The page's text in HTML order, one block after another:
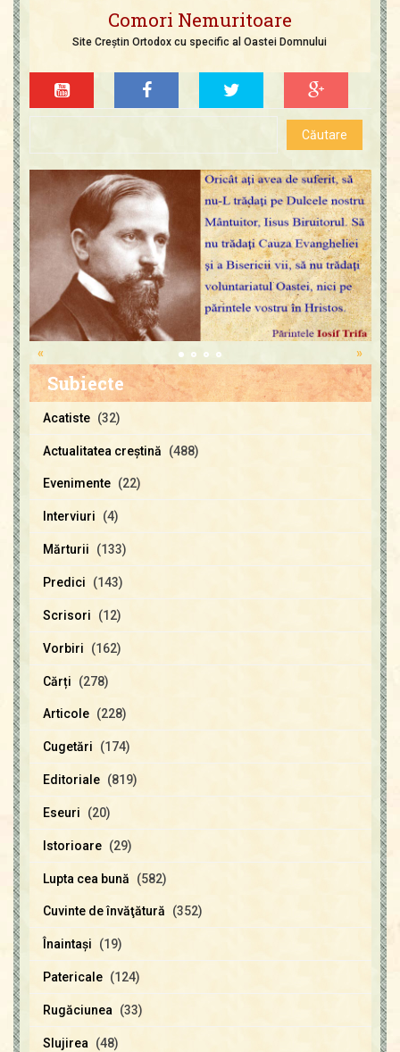
Comori Nemuritoare
Site Creștin Ortodox cu specific al Oastei Domnului
»
«
Subiecte
Acatiste (32)
Actualitatea creştină (488)
Evenimente (22)
Interviuri (4)
Mărturii (133)
Predici (143)
Scrisori (12)
Vorbiri (162)
Cărți (278)
Articole (228)
Cugetări (174)
Editoriale (819)
Eseuri (20)
Istorioare (29)
Lupta cea bună (582)
Cuvinte de învăţătură (352)
Înaintaşi (19)
Patericale (124)
Rugăciunea (33)
Slujirea (48)